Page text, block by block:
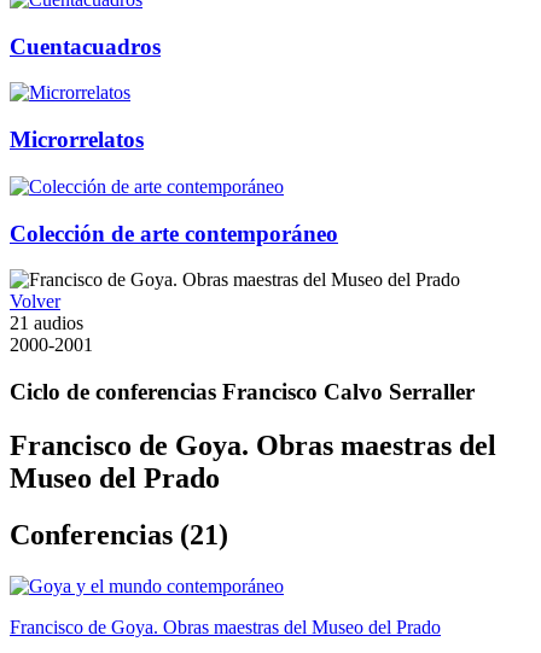
Cuentacuadros
Microrrelatos
Colección de arte contemporáneo
Volver
21 audios
2000-2001
Ciclo de conferencias Francisco Calvo Serraller
Francisco de Goya. Obras maestras del
Museo del Prado
Conferencias (21)
Francisco de Goya. Obras maestras del Museo del Prado